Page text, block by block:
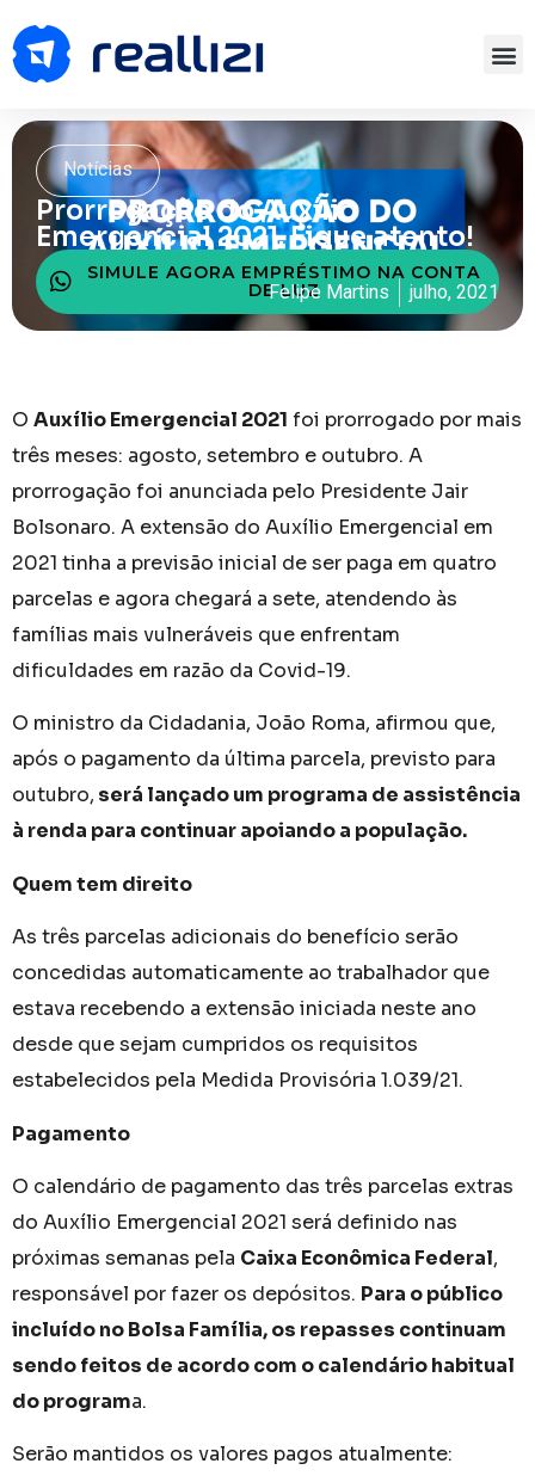
Notícias
Prorrogação do Auxílio
Emergencial 2021. Fique atento!
SIMULE AGORA EMPRÉSTIMO NA CONTA
DE LUZ
Felipe Martins julho, 2021
O Auxílio Emergencial 2021 foi prorrogado por mais
três meses: agosto, setembro e outubro. A
prorrogação foi anunciada pelo Presidente Jair
Bolsonaro. A extensão do Auxílio Emergencial em
2021 tinha a previsão inicial de ser paga em quatro
parcelas e agora chegará a sete, atendendo às
famílias mais vulneráveis que enfrentam
dificuldades em razão da Covid-19.
O ministro da Cidadania, João Roma, afirmou que,
após o pagamento da última parcela, previsto para
outubro, será lançado um programa de assistência
à renda para continuar apoiando a população.
Quem tem direito
As três parcelas adicionais do benefício serão
concedidas automaticamente ao trabalhador que
estava recebendo a extensão iniciada neste ano
desde que sejam cumpridos os requisitos
estabelecidos pela Medida Provisória 1.039/21.
Pagamento
O calendário de pagamento das três parcelas extras
do Auxílio Emergencial 2021 será definido nas
próximas semanas pela Caixa Econômica Federal,
responsável por fazer os depósitos. Para o público
incluído no Bolsa Família, os repasses continuam
sendo feitos de acordo com o calendário habitual
do programa.
Serão mantidos os valores pagos atualmente: